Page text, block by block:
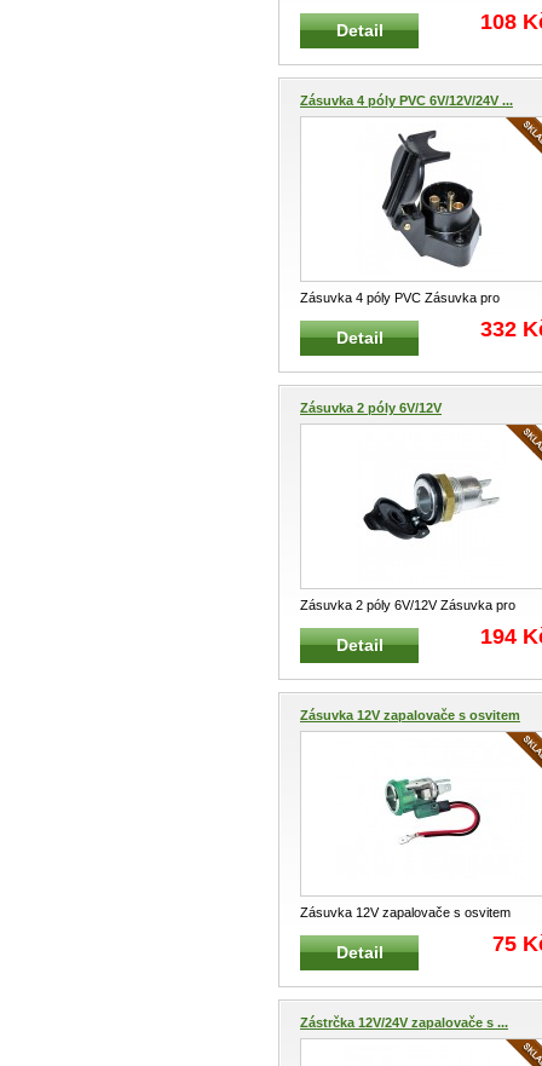
pro tažná zařízení automobilů,
...
Detail 108
Zásuvka 4 póly PVC 6V/12V/24V ...
Zásuvka 4 póly PVC Zásuvka pro
elektroinstalaci zemědělských a staveb
Detail 332
Zásuvka 2 póly 6V/12V
Zásuvka 2 póly 6V/12V Zásuvka pro
elektroinstalaci zemědělských a st ...
Detail 194
Zásuvka 12V zapalovače s osvitem
Zásuvka 12V zapalovače s osvitem
Zásuvka pro elektroinstalaci automob ...
Detail 75
Zástrčka 12V/24V zapalovače s ...